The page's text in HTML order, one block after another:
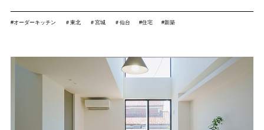
#オーダーキッチン ＃東北 ＃宮城 ＃仙台 #住宅 #新築